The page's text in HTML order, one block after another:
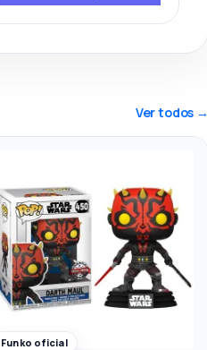
Ver todos →
Funko oficial